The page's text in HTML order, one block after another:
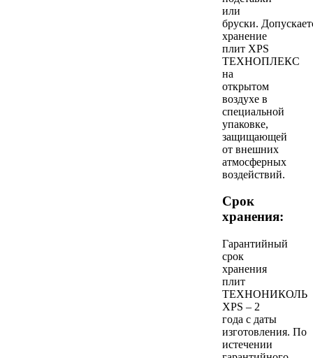
или
бруски.
хранение
плит XPS
ТЕХНОПЛЕКС
на
открытом
воздухе в
специальной
упаковке,
защищающей
от внешних
атмосферных
воздействий.
Срок
хранения:
Гарантийный
срок
хранения
плит
ТЕХНОНИКОЛЬ
XPS – 2
года с даты
изготовления. По
истечении